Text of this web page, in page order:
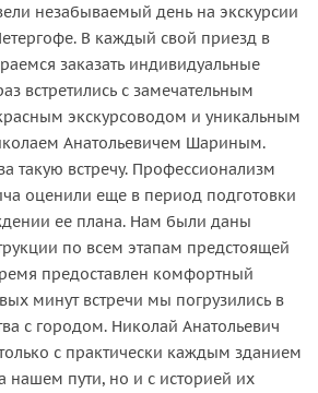
незабываемый день на экскурсии
В каждый свой приезд в
заказать индивидуальные
встретились с замечательным
экскурсоводом и уникальным
Анатольевичем Шариным.
такую встречу. Профессионализм
оценили еще в период подготовки
ее плана. Нам были даны
по всем этапам предстоящей
предоставлен комфортный
минут встречи мы погрузились в
с городом. Николай Анатольевич
с практически каждым зданием
нашем пути, но и с историей их